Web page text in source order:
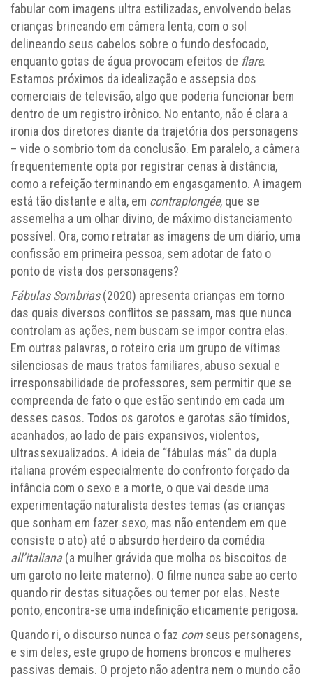
fabular com imagens ultra estilizadas, envolvendo belas
crianças brincando em câmera lenta, com o sol
delineando seus cabelos sobre o fundo desfocado,
enquanto gotas de água provocam efeitos de flare.
Estamos próximos da idealização e assepsia dos
comerciais de televisão, algo que poderia funcionar bem
dentro de um registro irônico. No entanto, não é clara a
ironia dos diretores diante da trajetória dos personagens
– vide o sombrio tom da conclusão. Em paralelo, a câmera
frequentemente opta por registrar cenas à distância,
como a refeição terminando em engasgamento. A imagem
está tão distante e alta, em contraplongée, que se
assemelha a um olhar divino, de máximo distanciamento
possível. Ora, como retratar as imagens de um diário, uma
confissão em primeira pessoa, sem adotar de fato o
ponto de vista dos personagens?
Fábulas Sombrias(2020) apresenta crianças em torno
das quais diversos conflitos se passam, mas que nunca
controlam as ações, nem buscam se impor contra elas.
Em outras palavras, o roteiro cria um grupo de vítimas
silenciosas de maus tratos familiares, abuso sexual e
irresponsabilidade de professores, sem permitir que se
compreenda de fato o que estão sentindo em cada um
desses casos. Todos os garotos e garotas são tímidos,
acanhados, ao lado de pais expansivos, violentos,
ultrassexualizados. A ideia de “fábulas más” da dupla
italiana provém especialmente do confronto forçado da
infância com o sexo e a morte, o que vai desde uma
experimentação naturalista destes temas (as crianças
que sonham em fazer sexo, mas não entendem em que
consiste o ato) até o absurdo herdeiro da comédia
all’italiana(a mulher grávida que molha os biscoitos de
um garoto no leite materno). O filme nunca sabe ao certo
quando rir destas situações ou temer por elas. Neste
ponto, encontra-se uma indefinição eticamente perigosa.
Quando ri, o discurso nunca o faz com seus personagens,
e sim deles, este grupo de homens broncos e mulheres
passivas demais. O projeto não adentra nem o mundo cão